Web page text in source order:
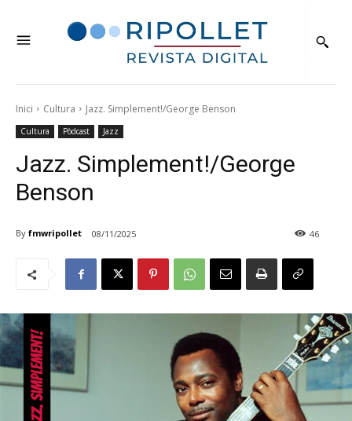
Inici Cultura Jazz. Simplement!/George Benson
Cultura Pòdcast Jazz
Jazz. Simplement!/George
Benson
By fmwripollet 08/11/2025 46